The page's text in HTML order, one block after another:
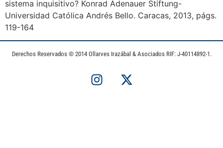
sistema inquisitivo? Konrad Adenauer Stiftung-
Universidad Católica Andrés Bello. Caracas, 2013, págs.
119-164
Derechos Reservados © 2014 Ollarves Irazábal & Asociados RIF: J-40114892-1.